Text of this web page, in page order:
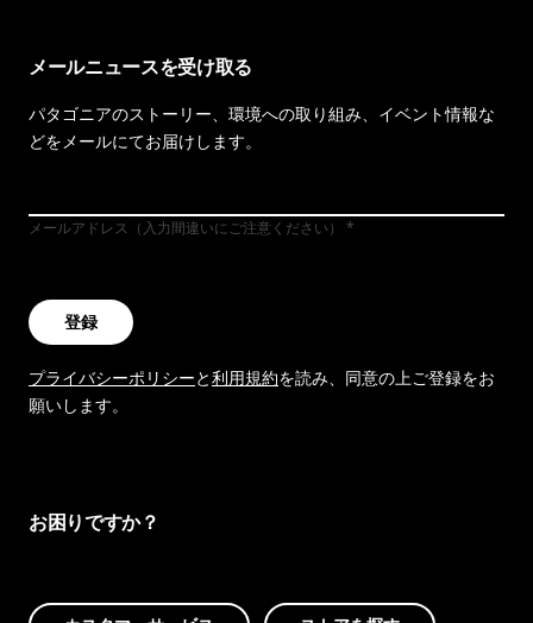
メールニュースを受け取る
パタゴニアのストーリー、環境への取り組み、イベント情報な
どをメールにてお届けします。
メールアドレス（入力間違いにご注意ください）
登録
プライバシーポリシーと利用規約を読み、同意の上ご登録をお
願いします。
お困りですか？